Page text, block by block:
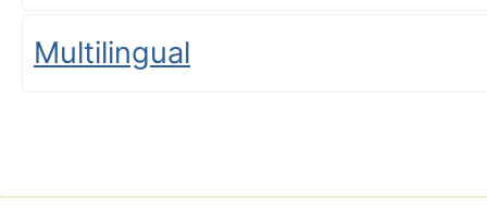
Multilingual